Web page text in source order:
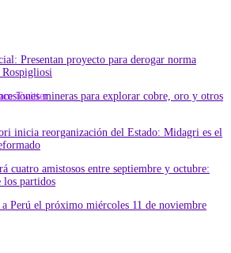
Presentan proyecto para derogar norma
Rospigliosi
mineras para explorar cobre, oro y otros
inicia reorganización del Estado: Midagri es el
cuatro amistosos entre septiembre y octubre:
los partidos
Perú el próximo miércoles 11 de noviembre
Twitter